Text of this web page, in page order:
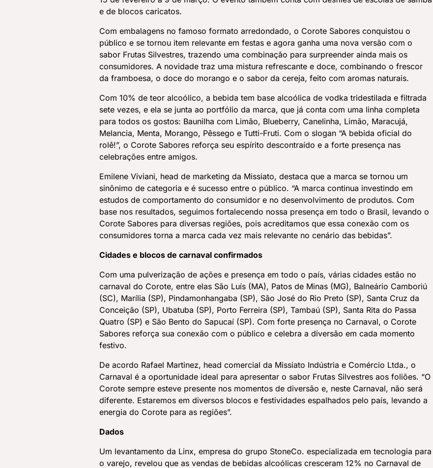
e de blocos caricatos.
Com embalagens no famoso formato arredondado, o Corote Sabores conquistou o
público e se tornou item relevante em festas e agora ganha uma nova versão com o
sabor Frutas Silvestres, trazendo uma combinação para surpreender ainda mais os
consumidores. A novidade traz uma mistura refrescante e doce, combinando o frescor
da framboesa, o doce do morango e o sabor da cereja, feito com aromas naturais.
Com 10% de teor alcoólico, a bebida tem base alcoólica de vodka tridestilada e filtrada
sete vezes, e ela se junta ao portfólio da marca, que já conta com uma linha completa
para todos os gostos: Baunilha com Limão, Blueberry, Canelinha, Limão, Maracujá,
Melancia, Menta, Morango, Pêssego e Tutti-Fruti. Com o slogan “A bebida oficial do
rolê!”, o Corote Sabores reforça seu espírito descontraído e a forte presença nas
celebrações entre amigos.
Emilene Viviani, head de marketing da Missiato, destaca que a marca se tornou um
sinônimo de categoria e é sucesso entre o público. “A marca continua investindo em
estudos de comportamento do consumidor e no desenvolvimento de produtos. Com
base nos resultados, seguimos fortalecendo nossa presença em todo o Brasil, levando o
Corote Sabores para diversas regiões, pois acreditamos que essa conexão com os
consumidores torna a marca cada vez mais relevante no cenário das bebidas”.
Cidades e blocos de carnaval confirmados
Com uma pulverização de ações e presença em todo o país, várias cidades estão no
carnaval do Corote, entre elas São Luís (MA), Patos de Minas (MG), Balneário Camboriú
(SC), Marília (SP), Pindamonhangaba (SP), São José do Rio Preto (SP), Santa Cruz da
Conceição (SP), Ubatuba (SP), Porto Ferreira (SP), Tambaú (SP), Santa Rita do Passa
Quatro (SP) e São Bento do Sapucaí (SP). Com forte presença no Carnaval, o Corote
Sabores reforça sua conexão com o público e celebra a diversão em cada momento
festivo.
De acordo Rafael Martinez, head comercial da Missiato Indústria e Comércio Ltda., o
Carnaval é a oportunidade ideal para apresentar o sabor Frutas Silvestres aos foliões. “O
Corote sempre esteve presente nos momentos de diversão e, neste Carnaval, não será
diferente. Estaremos em diversos blocos e festividades espalhados pelo país, levando a
energia do Corote para as regiões”.
Dados
Um levantamento da Linx, empresa do grupo StoneCo. especializada em tecnologia para
o varejo, revelou que as vendas de bebidas alcoólicas cresceram 12% no Carnaval de